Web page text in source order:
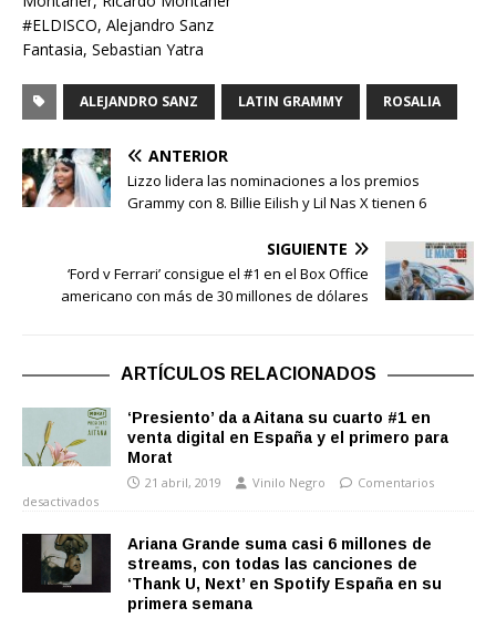
#ELDISCO, Alejandro Sanz
Fantasia, Sebastian Yatra
ALEJANDRO SANZ LATIN GRAMMY ROSALIA
ANTERIOR
Lizzo lidera las nominaciones a los premios
Grammy con 8. Billie Eilish y Lil Nas X tienen 6
SIGUIENTE
‘Ford v Ferrari’ consigue el #1 en el Box Office
americano con más de 30 millones de dólares
ARTÍCULOS RELACIONADOS
‘Presiento’ da a Aitana su cuarto #1 en
venta digital en España y el primero para
Morat
21 abril, 2019 Vinilo Negro
Comentarios
desactivados
Ariana Grande suma casi 6 millones de
streams, con todas las canciones de
‘Thank U, Next’ en Spotify España en su
primera semana